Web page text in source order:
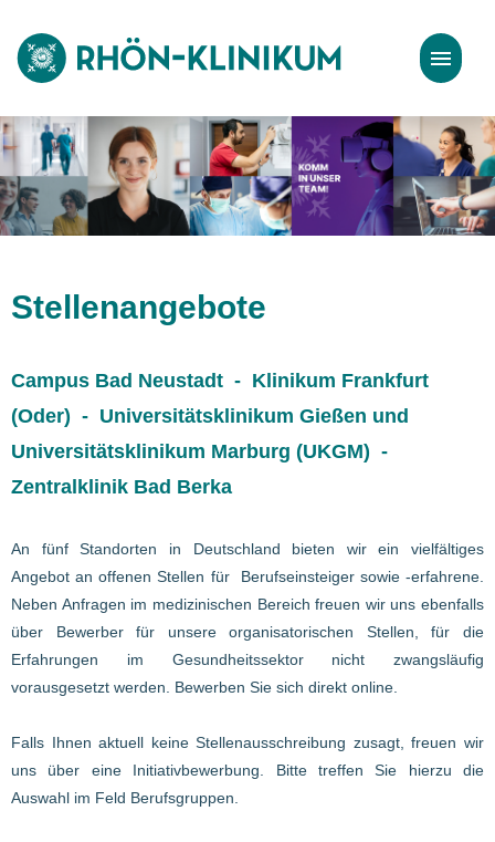
Stellenangebote
Bewerbungstipps
Stellenangebote
Campus Bad Neustadt - Klinikum Frankfurt
(Oder) - Universitätsklinikum Gießen und
Universitätsklinikum Marburg (UKGM) -
Zentralklinik Bad Berka
An fünf Standorten in Deutschland bieten wir ein vielfältiges
Angebot an offenen Stellen für Berufseinsteiger sowie -erfahrene.
Neben Anfragen im medizinischen Bereich freuen wir uns ebenfalls
über Bewerber für unsere organisatorischen Stellen, für die
Erfahrungen im Gesundheitssektor nicht zwangsläufig
vorausgesetzt werden. Bewerben Sie sich direkt online.
Falls Ihnen aktuell keine Stellenausschreibung zusagt, freuen wir
uns über eine Initiativbewerbung. Bitte treffen Sie hierzu die
Auswahl im Feld Berufsgruppen.